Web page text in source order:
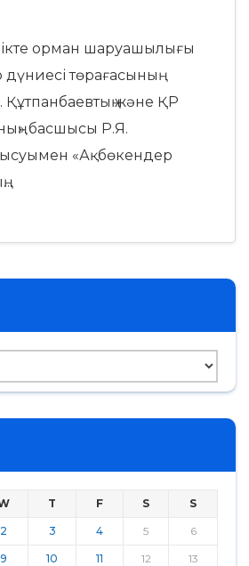
туралы
орман шаруашылығы
төрағасының
және ҚР
басшысы Р.Я.
«Ақбөкендер
T F S S
2 3 4 5 6
9 10 11 12 13